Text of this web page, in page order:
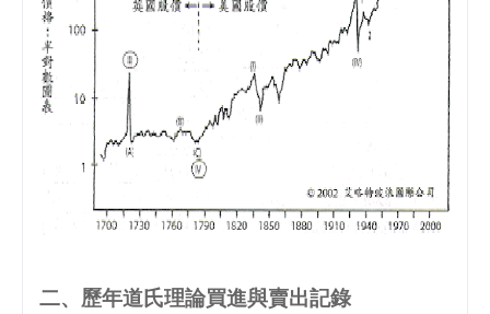
二、歷年道氏理論買進與賣出記錄